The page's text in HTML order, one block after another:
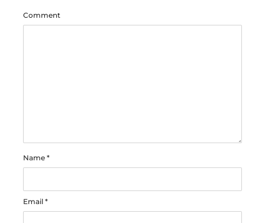
Comment
Name *
Email *